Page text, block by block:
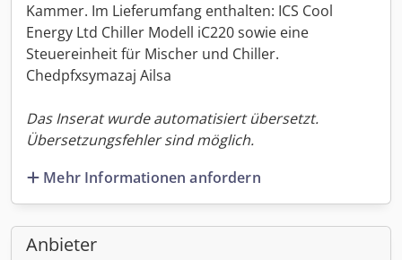
Kammer. Im Lieferumfang enthalten: ICS Cool
Energy Ltd Chiller Modell iC220 sowie eine
Steuereinheit für Mischer und Chiller.
Chedpfxsymazaj Ailsa
Das Inserat wurde automatisiert übersetzt.
Übersetzungsfehler sind möglich.
Mehr Informationen anfordern
Anbieter